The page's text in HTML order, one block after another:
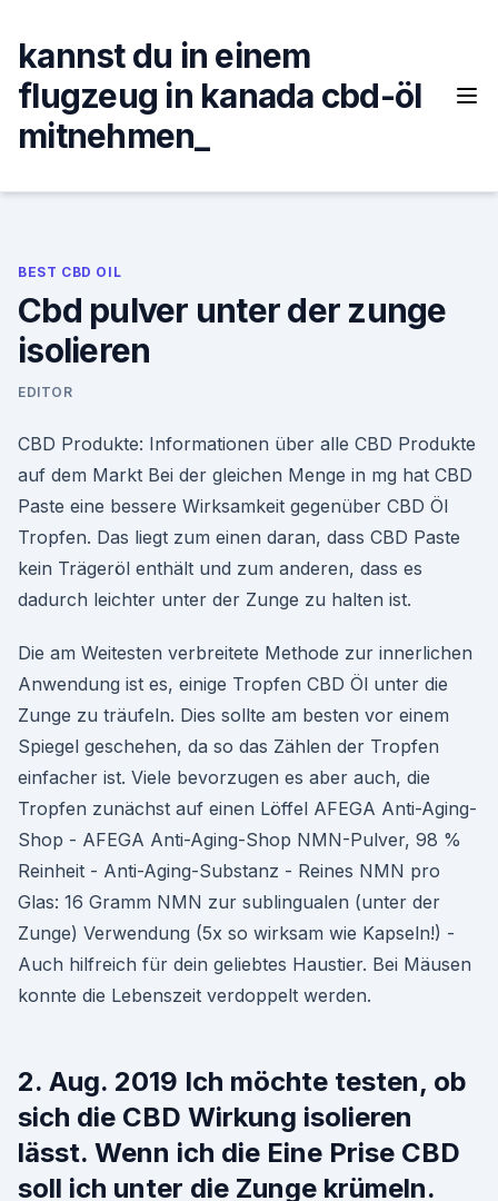
content
kannst du in einem
flugzeug in kanada cbd-öl
mitnehmen_
BEST CBD OIL
Cbd pulver unter der zunge
isolieren
EDITOR
CBD Produkte: Informationen über alle CBD Produkte
auf dem Markt Bei der gleichen Menge in mg hat CBD
Paste eine bessere Wirksamkeit gegenüber CBD Öl
Tropfen. Das liegt zum einen daran, dass CBD Paste
kein Trägeröl enthält und zum anderen, dass es
dadurch leichter unter der Zunge zu halten ist.
Die am Weitesten verbreitete Methode zur innerlichen
Anwendung ist es, einige Tropfen CBD Öl unter die
Zunge zu träufeln. Dies sollte am besten vor einem
Spiegel geschehen, da so das Zählen der Tropfen
einfacher ist. Viele bevorzugen es aber auch, die
Tropfen zunächst auf einen Löffel AFEGA Anti-Aging-
Shop - AFEGA Anti-Aging-Shop NMN-Pulver, 98 %
Reinheit - Anti-Aging-Substanz - Reines NMN pro
Glas: 16 Gramm NMN zur sublingualen (unter der
Zunge) Verwendung (5x so wirksam wie Kapseln!) -
Auch hilfreich für dein geliebtes Haustier. Bei Mäusen
konnte die Lebenszeit verdoppelt werden.
2. Aug. 2019 Ich möchte testen, ob
sich die CBD Wirkung isolieren
lässt. Wenn ich die Eine Prise CBD
soll ich unter die Zunge krümeln.